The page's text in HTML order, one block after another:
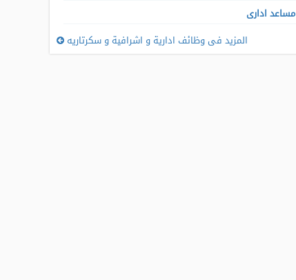
مساعد ادارى
المزيد فى وظائف ادارية و اشرافية و سكرتاريه